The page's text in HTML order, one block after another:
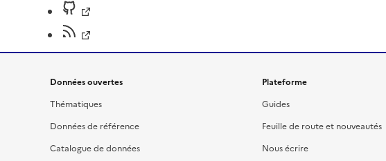
Données ouvertes
Thématiques
Données de référence
Catalogue de données
Plateforme
Guides
Feuille de route et nouveautés
Nous écrire